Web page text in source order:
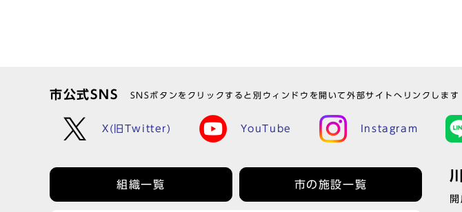
市公式SNS SNSボタンをクリックすると別ウィンドウを開いて外部サイトへリンクします
X(旧Twitter) YouTube Instagram
組織一覧 市の施設一覧